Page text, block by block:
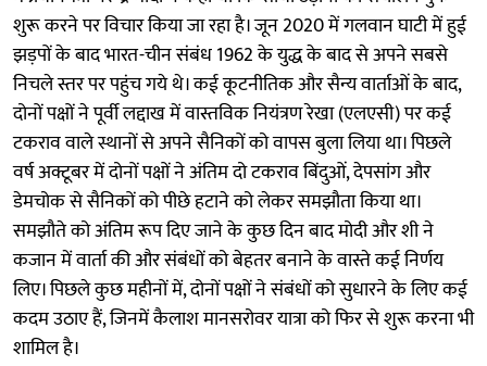
शुरू करने पर विचार किया जा रहा है। जून 2020 में गलवान घाटी में हुई
झड़पों के बाद भारत-चीन संबंध 1962 के युद्ध के बाद से अपने सबसे
निचले स्तर पर पहुंच गये थे। कई कूटनीतिक और सैन्य वार्ताओं के बाद,
दोनों पक्षों ने पूर्वी लद्दाख में वास्तविक नियंत्रण रेखा (एलएसी) पर कई
टकराव वाले स्थानों से अपने सैनिकों को वापस बुला लिया था। पिछले
वर्ष अक्टूबर में दोनों पक्षों ने अंतिम दो टकराव बिंदुओं, देपसांग और
डेमचोक से सैनिकों को पीछे हटाने को लेकर समझौता किया था।
समझौते को अंतिम रूप दिए जाने के कुछ दिन बाद मोदी और शी ने
कजान में वार्ता की और संबंधों को बेहतर बनाने के वास्ते कई निर्णय
लिए। पिछले कुछ महीनों में, दोनों पक्षों ने संबंधों को सुधारने के लिए कई
कदम उठाए हैं, जिनमें कैलाश मानसरोवर यात्रा को फिर से शुरू करना भी
शामिल है।